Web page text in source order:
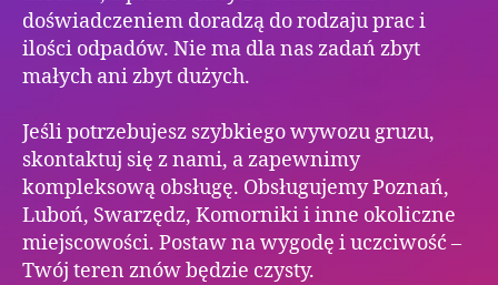
doświadczeniem doradzą do rodzaju prac i
ilości odpadów. Nie ma dla nas zadań zbyt
małych ani zbyt dużych.
Jeśli potrzebujesz szybkiego wywozu gruzu,
skontaktuj się z nami, a zapewnimy
kompleksową obsługę. Obsługujemy Poznań,
Luboń, Swarzędz, Komorniki i inne okoliczne
miejscowości. Postaw na wygodę i uczciwość –
Twój teren znów będzie czysty.